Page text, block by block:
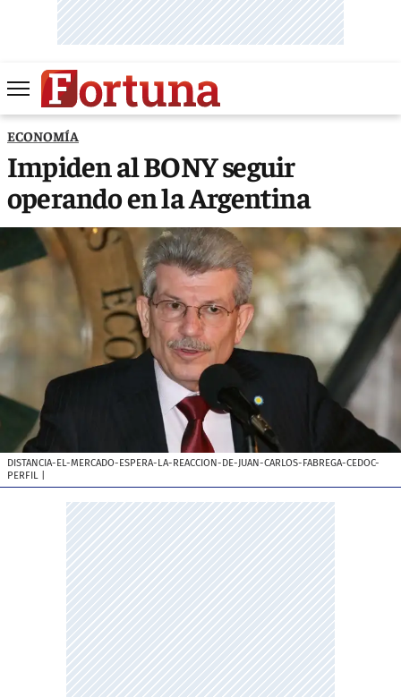
ECONOMÍA
Impiden al BONY seguir
operando en la Argentina
DISTANCIA-EL-MERCADO-ESPERA-LA-REACCION-DE-JUAN-CARLOS-FABREGA-CEDOC-
PERFIL